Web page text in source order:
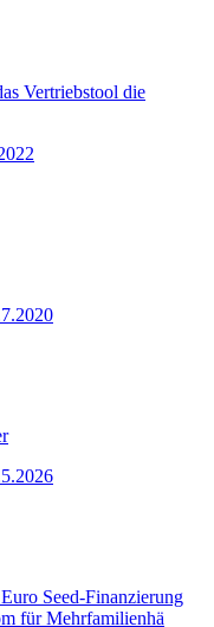
Vertriebstool die
Seed-Finanzierung
für Mehrfamilienhä